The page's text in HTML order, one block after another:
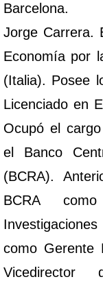
Barcelona.
Jorge Carrera.
Economía por
(Italia). Posee
Licenciado en
Ocupó el
el Banco
(BCRA).
BCRA
como Gerente